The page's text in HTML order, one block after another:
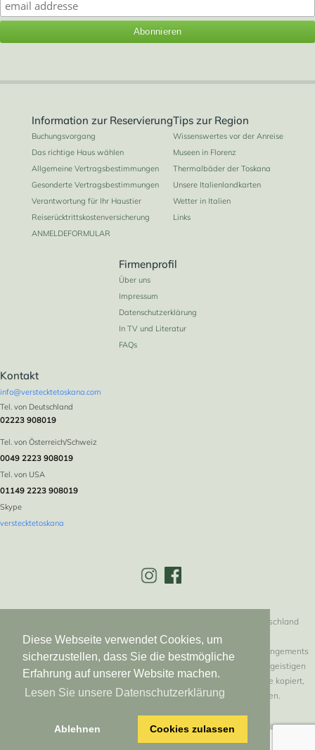
Diese Webseite verwendet Cookies, um
sicherzustellen, dass Sie die bestmögliche
Erfahrung auf unserer Website machen.
Lesen Sie unsere Datenschutzerklärung
Ablehnen Cookies zulassen
Information zur Reservierung
Buchungsvorgang
Das richtige Haus wählen
Allgemeine Vertragsbestimmungen
Gesonderte Vertragsbestimmungen
Verantwortung für Ihr Haustier
Reiserücktrittskostenversicherung
ANMELDEFORMULAR
Tips zur Region
Wissenswertes vor der Anreise
Museen in Florenz
Thermalbäder der Toskana
Unsere Italienlandkarten
Wetter in Italien
Links
Firmenprofil
Über uns
Impressum
Datenschutzerklärung
In TV und Literatur
FAQs
Kontakt
info@verstecktetoskana.com
Tel. von Deutschland
02223 908019
Tel. von Österreich/Schweiz
0049 2223 908019
Tel. von USA
01149 2223 908019
Skype
verstecktetoskana
Versteckte Toskana * Logebachstr. 5 * 53639 Königswinter * Deutschland
Alle Texte, Bilder, Graphiken und Animationsdateien sowie ihre Arrangements
unterliegen dem Urheberrecht und anderen Gesetzen zum Schutz geistigen
Eigentums. Sie dürfen weder für Handelszwecke oder zur Weitergabe kopiert,
noch verändert und auf anderen Webseiten verwendet werden.